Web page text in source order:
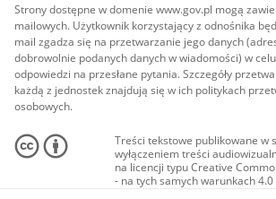
Strony dostępne w domenie www.gov.pl mogą
mailowych. Użytkownik korzystający z odnośnika
mail zgadza się na przetwarzanie jego danych
dobrowolnie podanych danych w wiadomości) w
odpowiedzi na przesłane pytania. Szczegóły
każdą z jednostek znajdują się w ich politykach
osobowych.
Treści tekstowe publikowane w
wyłączeniem treści
na licencji typu Creative
- na tych samych warunkach 4.0
Materiały audiowizualne, w tym